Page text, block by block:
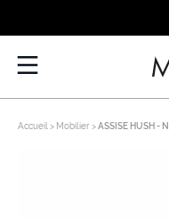
Accueil Mobilier ASSISE HUSH -